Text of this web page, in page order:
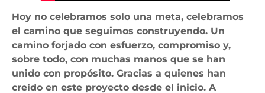
Hoy no celebramos solo una meta, celebramos
el camino que seguimos construyendo. Un
camino forjado con esfuerzo, compromiso y,
sobre todo, con muchas manos que se han
unido con propósito. Gracias a quienes han
creído en este proyecto desde el inicio. A